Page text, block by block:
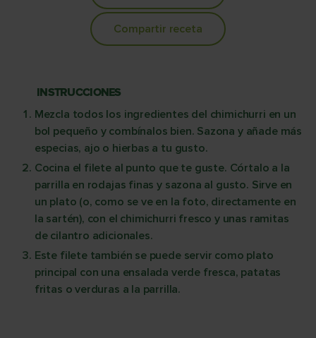
Compartir receta
INSTRUCCIONES
Mezcla todos los ingredientes del chimichurri en un
bol pequeño y combínalos bien. Sazona y añade más
especias, ajo o hierbas a tu gusto.
Cocina el filete al punto que te guste. Córtalo a la
parrilla en rodajas finas y sazona al gusto. Sirve en
un plato (o, como se ve en la foto, directamente en
la sartén), con el chimichurri fresco y unas ramitas
de cilantro adicionales.
Este filete también se puede servir como plato
principal con una ensalada verde fresca, patatas
fritas o verduras a la parrilla.